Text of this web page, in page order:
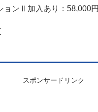
ョンⅡ加入あり：58,000円
スポンサードリンク